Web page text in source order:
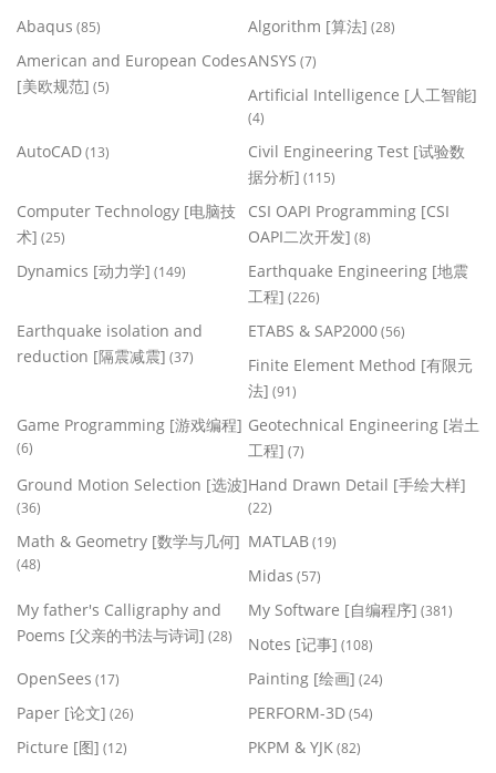
Abaqus (85) Algorithm [算法] (28)
American and European Codes
[美欧规范] (5)
ANSYS (7)
Artificial Intelligence [人工智能]
(4)
AutoCAD(13)
Civil Engineering Test [试验数
据分析] (115)
Computer Technology [电脑技
术] (25)
CSI OAPI Programming [CSI
OAPI二次开发] (8)
Dynamics [动力学] (149)
Earthquake Engineering [地震
工程] (226)
Earthquake isolation and
reduction [隔震减震] (37)
ETABS & SAP2000(56)
Finite Element Method [有限元
法] (91)
Game Programming [游戏编程]
(6)
Geotechnical Engineering [岩土
工程] (7)
Ground Motion Selection [选波]
(36)
Hand Drawn Detail [手绘大样]
(22)
Math & Geometry [数学与几何]
(48)
MATLAB(19)
Midas (57)
My father's Calligraphy and
Poems [父亲的书法与诗词] (28)
My Software [自编程序] (381)
Notes [记事] (108)
OpenSees (17) Painting [绘画] (24)
Paper [论文] (26) PERFORM-3D(54)
Picture [图] (12) PKPM & YJK(82)